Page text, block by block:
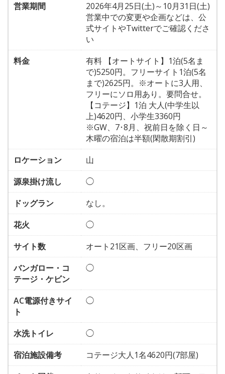
営業期間
2026年4月25日(土)～10月31日(土)
営業中での変更や企画などは、公
式サイトやTwitterでご確認くださ
い
料金
有料 【オートサイト】1泊(5名ま
で)5250円。フリーサイト1泊(5名
まで)2625円。※オートに3人用、
フリーにソロ用あり。要問合せ。
【コテージ】1泊 大人(中学生以
上)4620円、小学生3360円
※GW、7･8月、祝前日を除く日～
木曜の宿泊は半額(閑散期割引)
ロケーション
山
源泉掛け流し
◯
ドッグラン
なし。
花火
◯
サイト数
オート21区画、フリー20区画
バンガロー・コ
テージ・ケビン
◯
AC電源付きサイ
ト
◯
水洗トイレ
◯
宿泊施設備考
コテージ大人1名4620円(7部屋)